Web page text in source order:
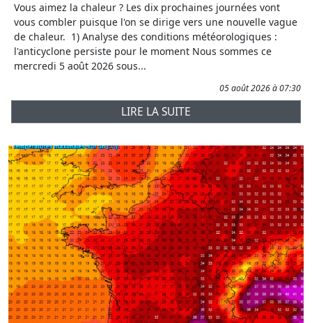
Vous aimez la chaleur ? Les dix prochaines journées vont
vous combler puisque l'on se dirige vers une nouvelle vague
de chaleur. 1) Analyse des conditions météorologiques :
l'anticyclone persiste pour le moment Nous sommes ce
mercredi 5 août 2026 sous...
05 août 2026 à 07:30
LIRE LA SUITE